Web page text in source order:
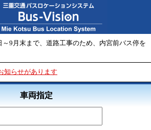
～9月末まで、道路工事のため、内宮前バス停を
知らせがあります
車両指定